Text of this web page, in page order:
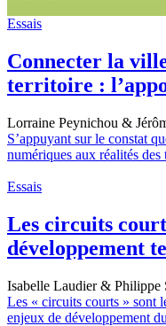
Essais
Connecter la
territoire :
Lorraine Peynichou &
S’appuyant sur le constat
numériques aux réalités
Essais
Les circuits
développement
Isabelle Laudier & Philippe
Les « circuits courts » sont
enjeux de développement